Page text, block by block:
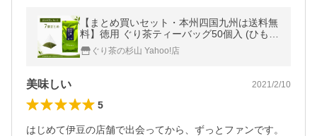
【まとめ買いセット・本州四国九州は送料無
料】徳用 ぐり茶ティーバッグ50個入 (ひもな
し）の7個セット 水出し茶OK 深蒸し茶製
法の緑茶のティーパック
ぐり茶の杉山 Yahoo!店
美味しい 2021/2/10
5
はじめて伊豆の店舗で出会ってから、ずっとファンです。